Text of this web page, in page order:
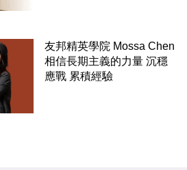
友邦精英學院 Mossa Chen
相信長期主義的力量 沉穩
應戰 累積經驗